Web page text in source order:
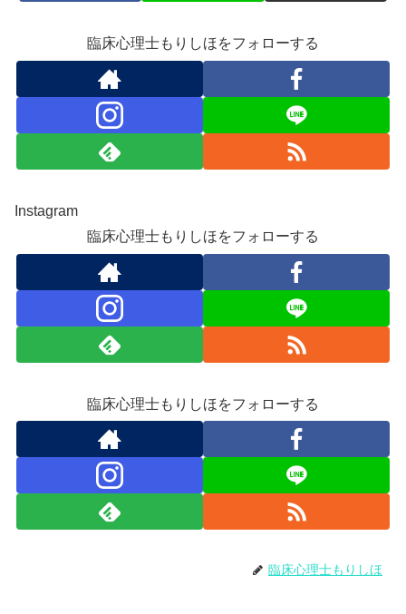
臨床心理士もりしほをフォローする
Instagram
臨床心理士もりしほをフォローする
臨床心理士もりしほをフォローする
臨床心理士もりしほ